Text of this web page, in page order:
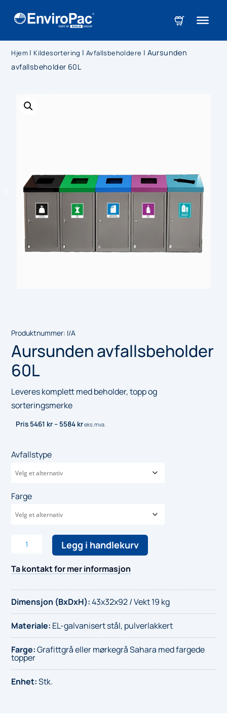
Hjem | Kildesortering |Avfallsbeholdere | Aursunden
avfallsbeholder 60L
Produktnummer: I/A
Aursunden avfallsbeholder
60L
Leveres komplett med beholder, topp og
sorteringsmerke
Pris 5461 kr– 5584 krPrice range: 5461 kr through 5584 kr
eks.mva.
Avfallstype
Farge
Aursunden
avfallsbeholder
60L
Legg i handlekurv
Ta kontakt for mer informasjon
Dimensjon (BxDxH):43x32x92 / Vekt 19 kg
Materiale: EL-galvanisert stål, pulverlakkert
Farge:Grafittgrå eller mørkegrå Sahara med fargede
topper
Enhet:Stk.